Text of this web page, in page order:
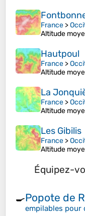
France >
Altitude
Hautpoul
France >
Altitude
La
France >
Altitude
Les Gibilis
France >
Altitude
Équipez-
🍳Popote de
empilables pour